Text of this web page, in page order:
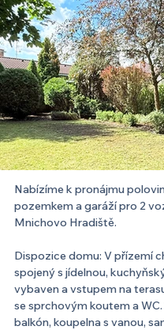
Nabízíme k pronájmu
pozemkem a garáží pro 2
Mnichovo Hradiště.
Dispozice domu: V přízemí
spojený s jídelnou,
vybaven a vstupem na
se sprchovým koutem a
balkón, koupelna s vanou,